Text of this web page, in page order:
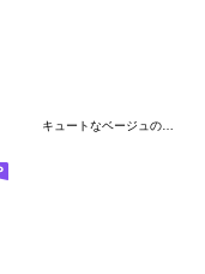
キュートなベージュのうさぎ